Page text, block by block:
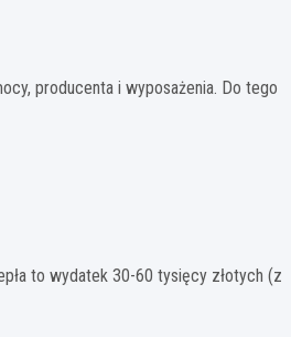
producenta i wyposażenia. Do tego
to wydatek 30-60 tysięcy złotych (z